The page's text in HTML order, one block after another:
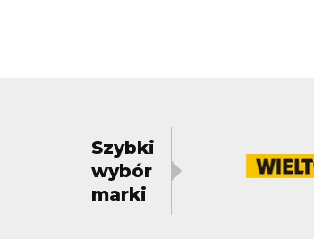
Szybki
wybór
marki